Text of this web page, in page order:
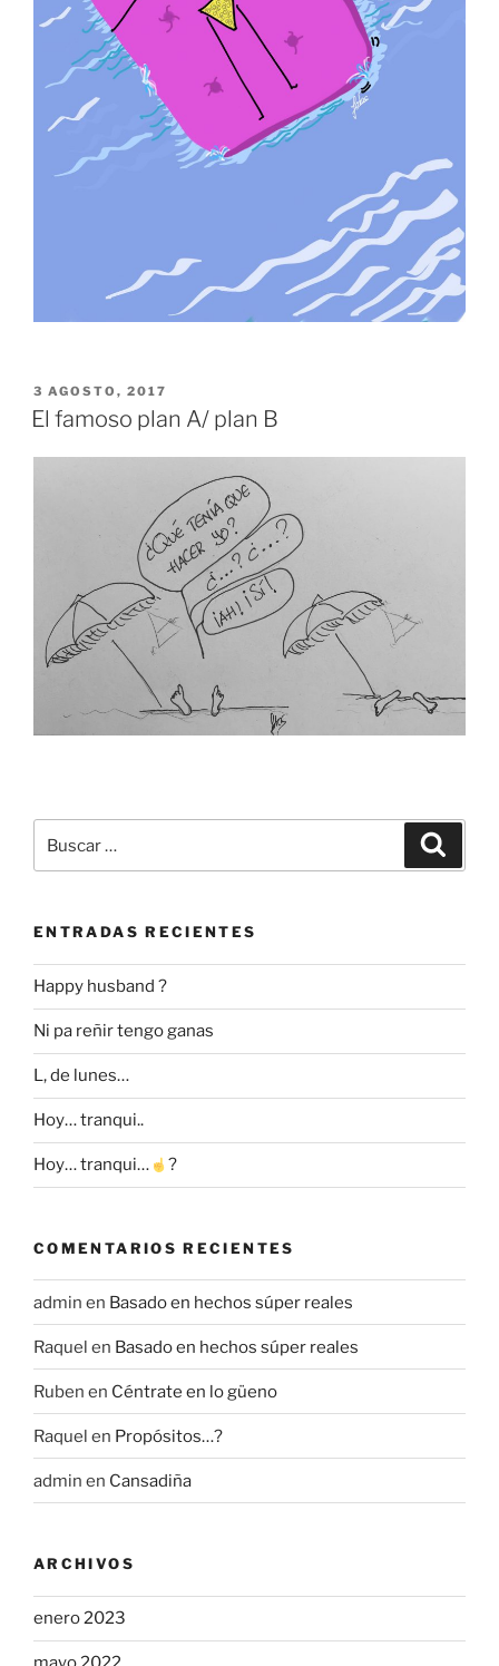
PUBLICADO
EL
3 AGOSTO, 2017
El famoso plan A/ plan B
por:
ENTRADAS RECIENTES
Happy husband ?
Ni pa reñir tengo ganas
L, de lunes…
Hoy… tranqui..
Hoy… tranqui… ?
COMENTARIOS RECIENTES
admin en Basado en hechos súper reales
Raquel en Basado en hechos súper reales
Ruben en Céntrate en lo güeno
Raquel en Propósitos…?
admin en Cansadiña
ARCHIVOS
enero 2023